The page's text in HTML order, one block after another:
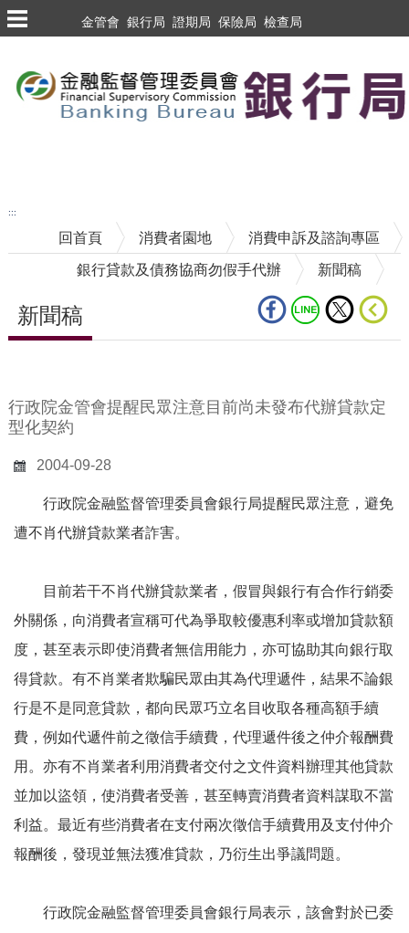
跳到主要內容區塊
金管會 銀行局 證期局 保險局 檢查局
:::
回首頁 消費者園地 消費申訴及諮詢專區
銀行貸款及債務協商勿假手代辦 新聞稿
新聞稿
行政院金管會提醒民眾注意目前尚未發布代辦貸款定
型化契約
2004-09-28
行政院金融監督管理委員會銀行局提醒民眾注意，避免
遭不肖代辦貸款業者詐害。
目前若干不肖代辦貸款業者，假冒與銀行有合作行銷委
外關係，向消費者宣稱可代為爭取較優惠利率或增加貸款額
度，甚至表示即使消費者無信用能力，亦可協助其向銀行取
得貸款。有不肖業者欺騙民眾由其為代理遞件，結果不論銀
行是不是同意貸款，都向民眾巧立名目收取各種高額手續
費，例如代遞件前之徵信手續費，代理遞件後之仲介報酬費
用。亦有不肖業者利用消費者交付之文件資料辦理其他貸款
並加以盜領，使消費者受善，甚至轉賣消費者資料謀取不當
利益。最近有些消費者在支付兩次徵信手續費用及支付仲介
報酬後，發現並無法獲准貸款，乃衍生出爭議問題。
行政院金融監督管理委員會銀行局表示，該會對於已委